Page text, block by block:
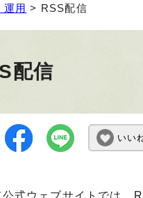
運用 > RSS配信
配信
いい
公式ウェブサイトでは、